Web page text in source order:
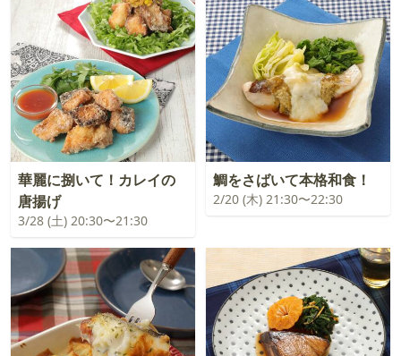
華麗に捌いて！カレイの
唐揚げ
3/28 (土) 20:30〜21:30
鯛をさばいて本格和食！
2/20 (木) 21:30〜22:30